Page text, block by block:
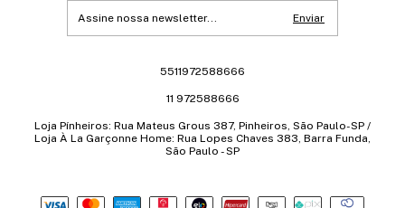
5511972588666
11 972588666
Loja Pínheiros: Rua Mateus Grous 387, Pinheiros, São Paulo-SP /
Loja À La Garçonne Home: Rua Lopes Chaves 383, Barra Funda,
São Paulo - SP